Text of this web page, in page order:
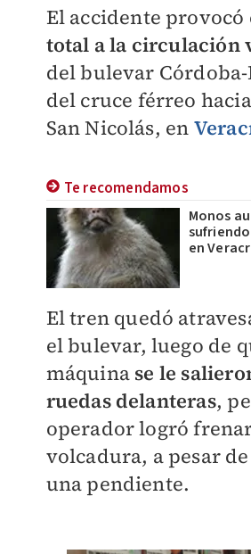
El accidente provocó
total a la circulación
del bulevar
del cruce férreo
San Nicolás, en
Te recomendamos
Monos
en
El tren quedó
el bulevar, luego de
máquinase le
ruedas delanteras,
operador logró
volcadura, a pesar
una pendiente.